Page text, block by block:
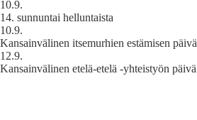
10.9.
14. sunnuntai helluntaista
10.9.
Kansainvälinen itsemurhien estämisen päivä
12.9.
Kansainvälinen etelä-etelä -yhteistyön päivä